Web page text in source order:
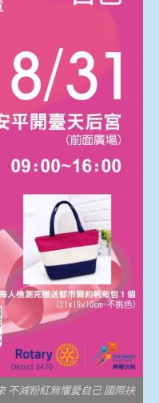
不減粉紅無懼愛自己 國際扶